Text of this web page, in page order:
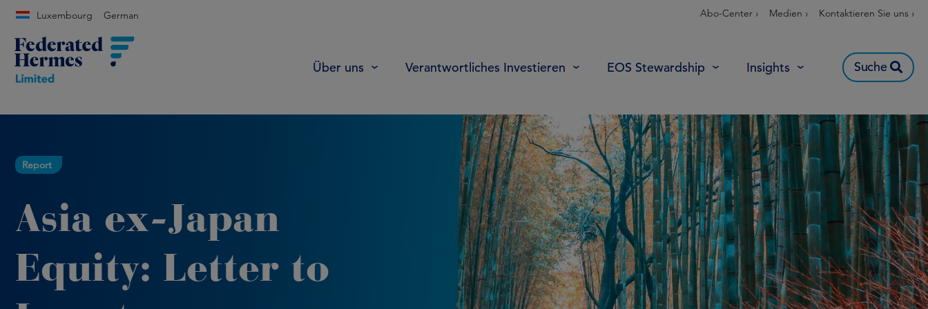
Luxembourg German Abo-Center › Medien › Kontaktieren Sie uns ›
Über uns Verantwortliches Investieren EOS Stewardship Insights Suche
Report
Asia ex-Japan
Equity: Letter to